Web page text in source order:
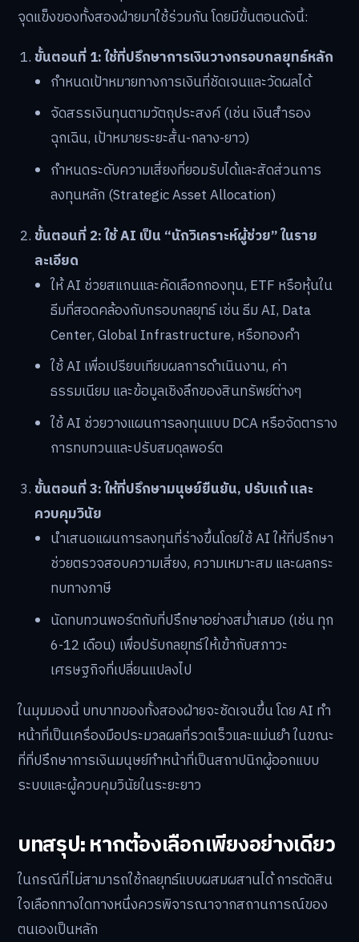
จุดแข็งของทั้งสองฝ่ายมาใช้ร่วมกัน โดยมีขั้นตอนดังนี้:
ขั้นตอนที่ 1: ใช้ที่ปรึกษาการเงินวางกรอบกลยุทธ์หลัก
กำหนดเป้าหมายทางการเงินที่ชัดเจนและวัดผลได้
จัดสรรเงินทุนตามวัตถุประสงค์ (เช่น เงินสำรอง
ฉุกเฉิน, เป้าหมายระยะสั้น-กลาง-ยาว)
กำหนดระดับความเสี่ยงที่ยอมรับได้และสัดส่วนการ
ลงทุนหลัก (Strategic Asset Allocation)
ขั้นตอนที่ 2: ใช้ AI เป็น “นักวิเคราะห์ผู้ช่วย” ในราย
ละเอียด
ให้ AI ช่วยสแกนและคัดเลือกกองทุน, ETF หรือหุ้นใน
ธีมที่สอดคล้องกับกรอบกลยุทธ์ เช่น ธีม AI, Data
Center, Global Infrastructure, หรือทองคำ
ใช้ AI เพื่อเปรียบเทียบผลการดำเนินงาน, ค่า
ธรรมเนียม และข้อมูลเชิงลึกของสินทรัพย์ต่างๆ
ใช้ AI ช่วยวางแผนการลงทุนแบบ DCA หรือจัดตาราง
การทบทวนและปรับสมดุลพอร์ต
ขั้นตอนที่ 3: ให้ที่ปรึกษามนุษย์ยืนยัน, ปรับแก้ และ
ควบคุมวินัย
นำเสนอแผนการลงทุนที่ร่างขึ้นโดยใช้ AI ให้ที่ปรึกษา
ช่วยตรวจสอบความเสี่ยง, ความเหมาะสม และผลกระ
ทบทางภาษี
นัดทบทวนพอร์ตกับที่ปรึกษาอย่างสม่ำเสมอ (เช่น ทุก
6-12 เดือน) เพื่อปรับกลยุทธ์ให้เข้ากับสภาวะ
เศรษฐกิจที่เปลี่ยนแปลงไป
ในมุมมองนี้ บทบาทของทั้งสองฝ่ายจะชัดเจนขึ้น โดย AI ทำ
หน้าที่เป็นเครื่องมือประมวลผลที่รวดเร็วและแม่นยำ ในขณะ
ที่ที่ปรึกษาการเงินมนุษย์ทำหน้าที่เป็นสถาปนิกผู้ออกแบบ
ระบบและผู้ควบคุมวินัยในระยะยาว
บทสรุป: หากต้องเลือกเพียงอย่างเดียว
ในกรณีที่ไม่สามารถใช้กลยุทธ์แบบผสมผสานได้ การตัดสิน
ใจเลือกทางใดทางหนึ่งควรพิจารณาจากสถานการณ์ของ
ตนเองเป็นหลัก